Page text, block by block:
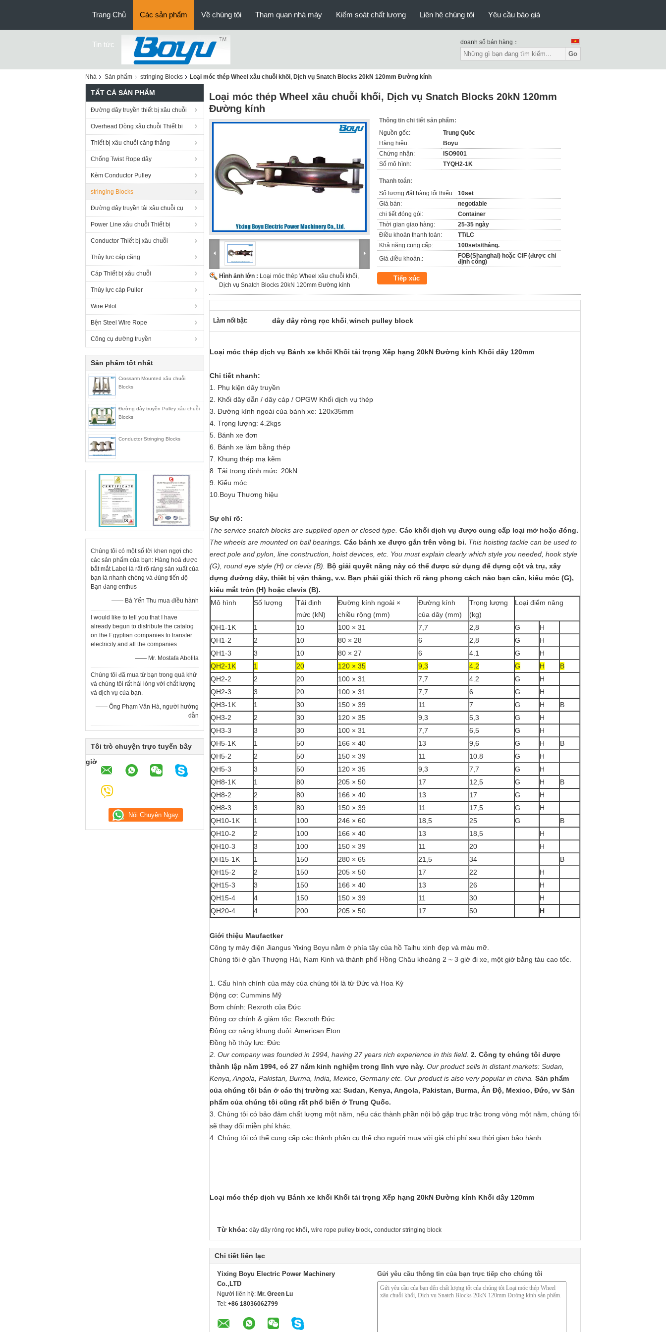
Trang Chủ Các sản phẩm Về chúng tôi Tham quan nhà máy Kiểm soát chất lượng Liên hệ chúng tôi Yêu cầu báo giá
Tin tức doanh số bán hàng：
Go
Nhà Sản phẩm stringing Blocks Loại móc thép Wheel xâu chuỗi khối, Dịch vụ Snatch Blocks 20kN 120mm Đường kính
TẤT CẢ SẢN PHẨM
Đường dây truyền thiết bị xâu chuỗi
Overhead Dòng xâu chuỗi Thiết bị
Thiết bị xâu chuỗi căng thẳng
Chống Twist Rope dây
Kèm Conductor Pulley
stringing Blocks
Đường dây truyền tải xâu chuỗi cụ
Power Line xâu chuỗi Thiết bị
Conductor Thiết bị xâu chuỗi
Thủy lực cáp căng
Cáp Thiết bị xâu chuỗi
Thủy lực cáp Puller
Wire Pilot
Bện Steel Wire Rope
Công cụ đường truyền
Sản phẩm tốt nhất
Crossarm Mounted xâu chuỗi
Blocks
Đường dây truyền Pulley xâu chuỗi
Blocks
Conductor Stringing Blocks
Chúng tôi có một số lời khen ngợi cho
các sản phẩm của bạn: Hàng hoá được
bắt mắt Label là rất rõ ràng sản xuất của
bạn là nhanh chóng và đúng tiến độ
Bạn đang enthus
—— Bà Yến Thu mua điều hành
I would like to tell you that I have
already begun to distribute the catalog
on the Egyptian companies to transfer
electricity and all the companies
—— Mr. Mostafa Abolila
Chúng tôi đã mua từ bạn trong quá khứ
và chúng tôi rất hài lòng với chất lượng
và dịch vụ của bạn.
—— Ông Phạm Văn Hà, người hướng
dẫn
Tôi trò chuyện trực tuyến bây
giờ
Loại móc thép Wheel xâu chuỗi khối, Dịch vụ Snatch Blocks 20kN 120mm
Đường kính
Hình ảnh lớn : Loại móc thép Wheel xâu chuỗi khối,
Dịch vụ Snatch Blocks 20kN 120mm Đường kính
Thông tin chi tiết sản phẩm:
Nguồn gốc:
Trung Quốc
Hàng hiệu:
Boyu
Chứng nhận:
ISO9001
Số mô hình:
TYQH2-1K
Thanh toán:
Số lượng đặt hàng tối thiểu: 10set
Giá bán:
negotiable
chi tiết đóng gói:
Container
Thời gian giao hàng:
25-35 ngày
Điều khoản thanh toán:
TT/LC
Khả năng cung cấp:
100sets/tháng.
Giá điều khoản.:
FOB(Shanghai) hoặc CIF (được chỉ
định cổng)
Tiếp xúc
Làm nổi bật: dây dây ròng rọc khối, winch pulley block
Loại móc thép dịch vụ Bánh xe khối Khối tải trọng Xếp hạng 20kN Đường kính Khối dây 120mm
Chi tiết nhanh:
1. Phụ kiện dây truyền
2. Khối dây dẫn / dây cáp / OPGW Khối dịch vụ thép
3. Đường kính ngoài của bánh xe: 120x35mm
4. Trọng lượng: 4.2kgs
5. Bánh xe đơn
6. Bánh xe làm bằng thép
7. Khung thép mạ kẽm
8. Tải trọng định mức: 20kN
9. Kiểu móc
10.Boyu Thương hiệu
Sự chỉ rõ:
The service snatch blocks are supplied open or closed type. Các khối dịch vụ được cung cấp loại mở hoặc đóng.
The wheels are mounted on ball bearings. Các bánh xe được gắn trên vòng bi. This hoisting tackle can be used to
erect pole and pylon, line construction, hoist devices, etc. You must explain clearly which style you needed, hook style
(G), round eye style (H) or clevis (B).
Bộ giải quyết nâng này có thể được sử dụng để dựng cột và trụ, xây
dựng đường dây, thiết bị vận thăng, v.v. Bạn phải giải thích rõ ràng phong cách nào bạn cần, kiểu móc (G),
kiểu mắt tròn (H) hoặc clevis (B).
Mô hình
Số lượng
Tải định
mức (kN)
Đường kính ngoài ×
chiều rộng (mm)
Đường kính
của dây (mm)
Trọng lượng
(kg)
Loại điểm nâng
QH1-1K 1 10 100 × 31 7,7 2,8 G
H
QH1-2
2 10 80 × 28 6 2,8 G
H
QH1-3
3 10 80 × 27 6 4.1 G
H
QH2-1K
1 20 120 × 35 9,3 4.2 G H
B
QH2-2
2 20 100 × 31 7,7 4.2 G
H
QH2-3
3 20 100 × 31 7,7 6 G
H
QH3-1K
1 30 150 × 39 11 7 G H
B
QH3-2
2 30 120 × 35 9,3 5,3 G
H
QH3-3
3 30 100 × 31 7,7 6,5 G
H
QH5-1K
1 50 166 × 40 13 9,6 G H
B
QH5-2
2 50 150 × 39 11 10.8 G
H
QH5-3
3 50 120 × 35 9,3 7,7 G
H
QH8-1K
1 80 205 × 50 17 12,5 G H
B
QH8-2
2 80 166 × 40 13 17 G
H
QH8-3
3 80 150 × 39 11 17,5 G
H
QH10-1K
1 100 246 × 60 18,5 25 G
B
QH10-2
2 100 166 × 40 13 18,5
H
QH10-3
3 100 150 × 39 11 20
H
QH15-1K
1 150 280 × 65 21,5 34
B
QH15-2
2 150 205 × 50 17 22
H
QH15-3
3 150 166 × 40 13 26
H
QH15-4
4 150 150 × 39 11 30
H
QH20-4
4 200 205 × 50 17 50 H
Giới thiệu Maufactker
Công ty máy điện Jiangus Yixing Boyu nằm ở phía tây của hồ Taihu xinh đẹp và màu mỡ.
Chúng tôi ở gần Thượng Hải, Nam Kinh và thành phố Hồng Châu khoảng 2 ~ 3 giờ đi xe, một giờ bằng tàu cao tốc.
1. Cấu hình chính của máy của chúng tôi là từ Đức và Hoa Kỳ
Động cơ: Cummins Mỹ
Bơm chính: Rexroth của Đức
Động cơ chính & giảm tốc: Rexroth Đức
Động cơ nâng khung đuôi: American Eton
Đồng hồ thủy lực: Đức
2. Our company was founded in 1994, having 27 years rich experience in this field. 2. Công ty chúng tôi được
thành lập năm 1994, có 27 năm kinh nghiệm trong lĩnh vực này. Our product sells in distant markets: Sudan,
Kenya, Angola, Pakistan, Burma, India, Mexico, Germany etc. Our product is also very popular in china. Sản phẩm
của chúng tôi bán ở các thị trường xa: Sudan, Kenya, Angola, Pakistan, Burma, Ấn Độ, Mexico, Đức, vv Sản
phẩm của chúng tôi cũng rất phổ biến ở Trung Quốc.
3. Chúng tôi có bảo đảm chất lượng một năm, nếu các thành phần nội bộ gặp trục trặc trong vòng một năm, chúng tôi
sẽ thay đổi miễn phí khác.
4. Chúng tôi có thể cung cấp các thành phần cụ thể cho người mua với giá chi phí sau thời gian bảo hành.
Loại móc thép dịch vụ Bánh xe khối Khối tải trọng Xếp hạng 20kN Đường kính Khối dây 120mm
Từ khóa: dây dây ròng rọc khối, wire rope pulley block, conductor stringing block
Chi tiết liên lạc
Yixing Boyu Electric Power Machinery
Co.,LTD
Người liên hệ: Mr. Green Lu
Tel: +86 18036062799
Gửi yêu cầu thông tin của bạn trực tiếp cho chúng tôi